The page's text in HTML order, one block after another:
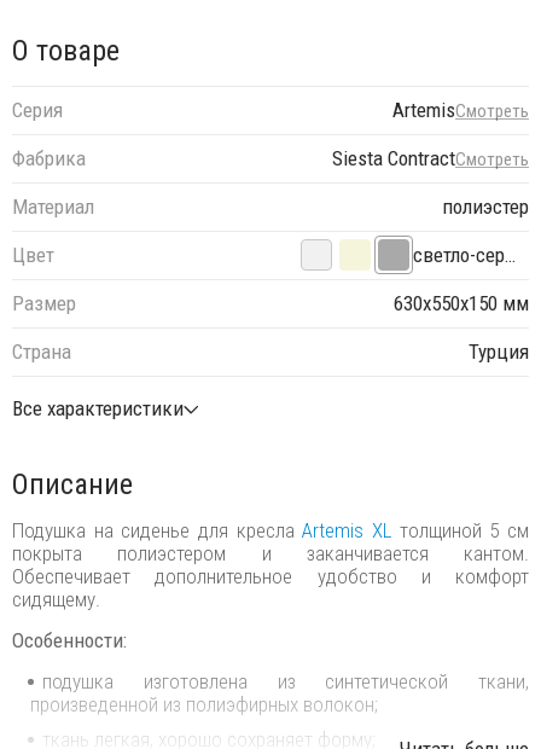
О товаре
Серия ArtemisСмотреть
Фабрика Siesta ContractСмотреть
Материал
полиэстер
Цвет
светло-серый
Размер
630х550х150 мм
Страна
Турция
Все характеристики
Описание
Подушка на сиденье для креслаArtemis XL толщиной 5 см
покрыта полиэстером и заканчивается кантом.
Обеспечивает дополнительное удобство и комфорт
сидящему.
Особенности:
подушка изготовлена из синтетической ткани,
произведенной из полиэфирных волокон;
ткань легкая, хорошо сохраняет форму;